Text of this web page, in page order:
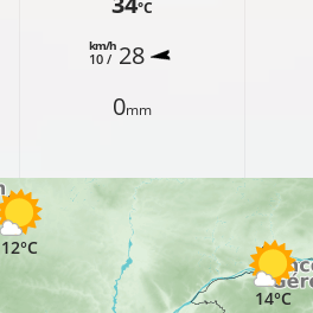
°C
10 /
km/h 28
0mm
14°C
12°C